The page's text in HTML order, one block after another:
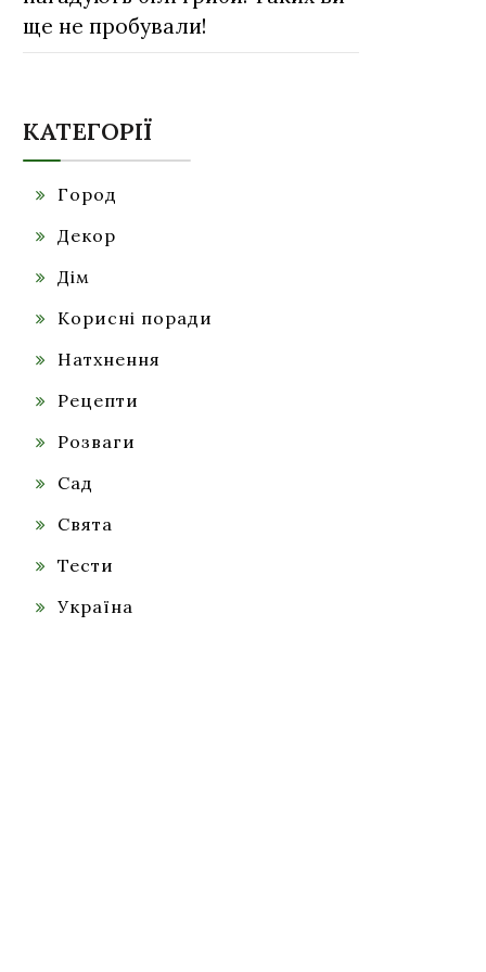
ще не пробували!
КАТЕГОРІЇ
Город
Декор
Дім
Корисні поради
Натхнення
Рецепти
Розваги
Сад
Свята
Тести
Україна